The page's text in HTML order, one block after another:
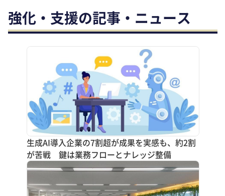
強化・支援の記事・ニュース
生成AI導入企業の7割超が成果を実感も、約2割
が苦戦 鍵は業務フローとナレッジ整備